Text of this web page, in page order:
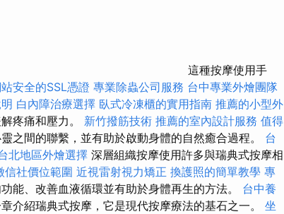
這種按摩使用手
安全的SSL憑證 專業除蟲公司服務 台中專業外燴團隊
白內障治療選擇 臥式冷凍櫃的實用指南 推薦的小型外
疼痛和壓力。 新竹撥筋技術 推薦的室內設計服務 值得
之間的聯繫，並有助於啟動身體的自然癒合過程。 台
北地區外燴選擇 深層組織按摩使用許多與瑞典式按摩相
信社價位範圍 近視雷射視力矯正 換護照的簡單教學 專
能、改善血液循環並有助於身體再生的方法。 台中養
介紹瑞典式按摩，它是現代按摩療法的基石之一。 坐